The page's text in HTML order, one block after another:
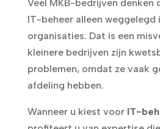
Veel MKB-bedrijven denken
IT-beheer alleen
organisaties. Dat is een
kleinere bedrijven zijn
problemen, omdat ze vaak
afdeling hebben.
Wanneer u kiest voor IT-